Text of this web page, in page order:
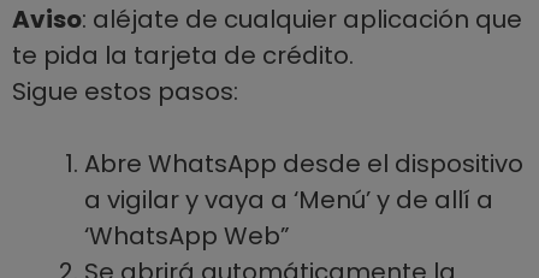
Aviso: aléjate de cualquier aplicación que
te pida la tarjeta de crédito.
Sigue estos pasos:
Abre WhatsApp desde el dispositivo
a vigilar y vaya a ‘Menú’ y de allí a
‘WhatsApp Web”